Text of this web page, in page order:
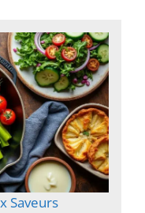
Saveurs